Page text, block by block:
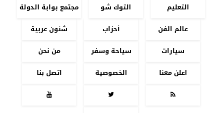
التعليم
التوك شو
مجتمع بوابة الدولة
عالم الفن
أحزاب
شئون عربية
سيارات
سياحة وسفر
من نحن
اعلن معنا
الخصوصية
اتصل بنا


